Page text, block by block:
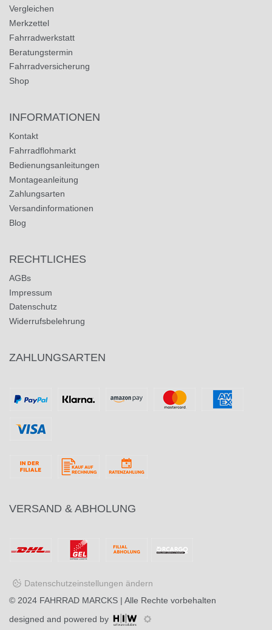
Vergleichen
Merkzettel
Fahrradwerkstatt
Beratungstermin
Fahrradversicherung
Shop
INFORMATIONEN
Kontakt
Fahrradflohmarkt
Bedienungsanleitungen
Montageanleitung
Zahlungsarten
Versandinformationen
Blog
RECHTLICHES
AGBs
Impressum
Datenschutz
Widerrufsbelehrung
ZAHLUNGSARTEN
VERSAND & ABHOLUNG
Datenschutzeinstellungen ändern
© 2024 FAHRRAD MARCKS | Alle Rechte vorbehalten
designed and powered by